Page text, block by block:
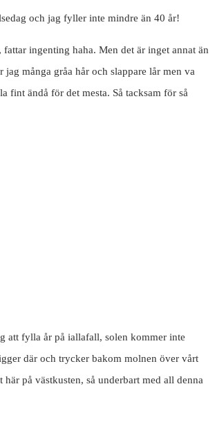
och jag fyller inte mindre än 40 år!
fattar ingenting haha. Men det är inget annat än
jag många gråa hår och slappare lår men va
fint ändå för det mesta. Så tacksam för så
att fylla år på iallafall, solen kommer inte
där och trycker bakom molnen över vårt
på västkusten, så underbart med all denna